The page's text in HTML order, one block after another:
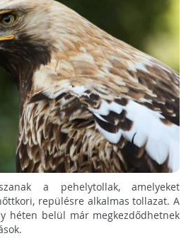
a pehelytollak, amelyeket
repülésre alkalmas tollazat. A
héten belül már megkezdődhetnek